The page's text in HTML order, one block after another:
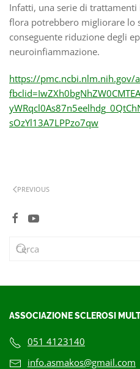
Infatti, una serie di
flora potrebbero migliorare lo
conseguente riduzione degli
neuroinfiammazione.
https://pmc.ncbi.nlm.nih.gov/
sOzYl13A7LPPzo7qw
PREVIOUS
ASSOCIAZIONE SCLEROSI
051 4123140
info.asmakos@gmail.com